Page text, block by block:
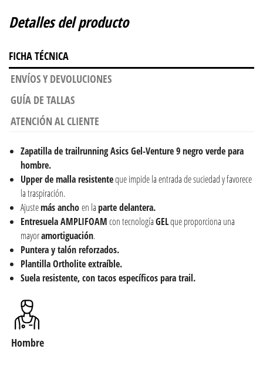
Detalles del producto
FICHA TÉCNICA
ENVÍOS Y DEVOLUCIONES
GUÍA DE TALLAS
ATENCIÓN AL CLIENTE
Zapatilla de trailrunning Asics Gel-Venture 9 negro verde para
hombre.
Upper de malla resistenteque impide la entrada de suciedad y favorece
la traspiración.
Ajustemás anchoen laparte delantera.
Entresuela AMPLIFOAMcon tecnologíaGELque proporciona una
mayoramortiguación.
Puntera y talón reforzados.
Plantilla Ortholite extraíble.
Suela resistente, con tacos específicos para trail.
Hombre